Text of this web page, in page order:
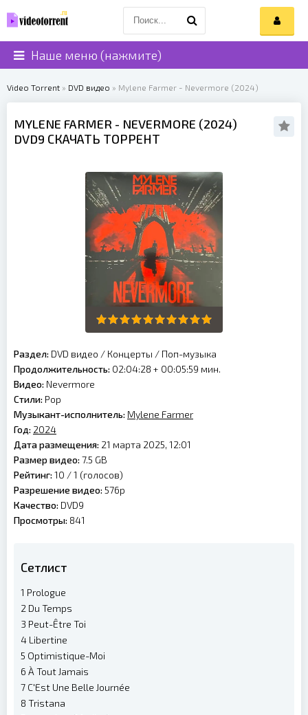
Наше меню (нажмите)
Video Torrent » DVD видео » Mylene Farmer - Nevermore (2024)
MYLENE FARMER - NEVERMORE (2024)
DVD9 СКАЧАТЬ ТОРРЕНТ
Раздел: DVD видео / Концерты / Поп-музыка
Продолжительность: 02:04:28 + 00:05:59 мин.
Видео: Nevermore
Стили: Pop
Музыкант-исполнитель: Mylene Farmer
Год: 2024
Дата размещения: 21 марта 2025, 12:01
Размер видео: 7.5 GB
Рейтинг: 10 /1 (голосов)
Разрешение видео: 576p
Качество: DVD9
Просмотры: 841
Сетлист
1 Prologue
2 Du Temps
3 Peut-Être Toi
4 Libertine
5 Optimistique-Moi
6 À Tout Jamais
7 C'Est Une Belle Journée
8 Tristana